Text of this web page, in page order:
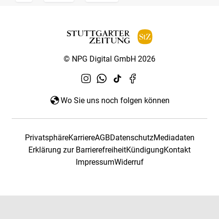
© NPG Digital GmbH 2026
Wo Sie uns noch folgen können
PrivatsphäreKarriereAGBDatenschutzMediadaten
Erklärung zur BarrierefreiheitKündigungKontakt
ImpressumWiderruf